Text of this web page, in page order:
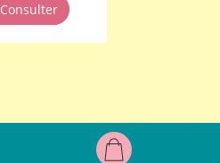
Consulter